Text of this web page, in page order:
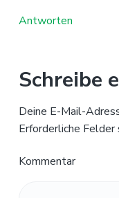
Antworten
Schreibe
Deine E-Mail-
Erforderliche Felder
Kommentar